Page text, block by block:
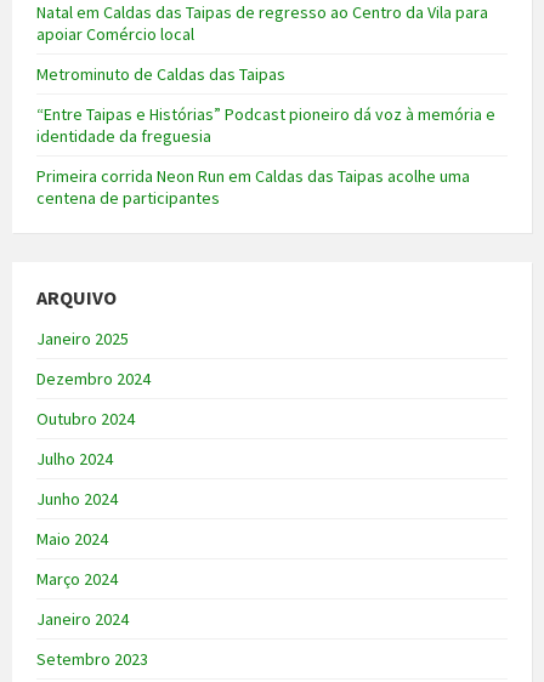
Natal em Caldas das Taipas de regresso ao Centro da Vila para
apoiar Comércio local
Metrominuto de Caldas das Taipas
“Entre Taipas e Histórias” Podcast pioneiro dá voz à memória e
identidade da freguesia
Primeira corrida Neon Run em Caldas das Taipas acolhe uma
centena de participantes
ARQUIVO
Janeiro 2025
Dezembro 2024
Outubro 2024
Julho 2024
Junho 2024
Maio 2024
Março 2024
Janeiro 2024
Setembro 2023